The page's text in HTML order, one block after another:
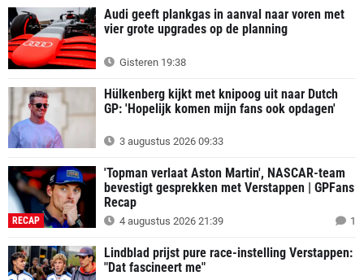
Audi geeft plankgas in aanval naar voren met
vier grote upgrades op de planning
Gisteren 19:38
Hülkenberg kijkt met knipoog uit naar Dutch
GP: 'Hopelijk komen mijn fans ook opdagen'
3 augustus 2026 09:33
RECAP
'Topman verlaat Aston Martin', NASCAR-team
bevestigt gesprekken met Verstappen | GPFans
Recap
4 augustus 2026 21:39 1
Lindblad prijst pure race-instelling Verstappen:
"Dat fascineert me"